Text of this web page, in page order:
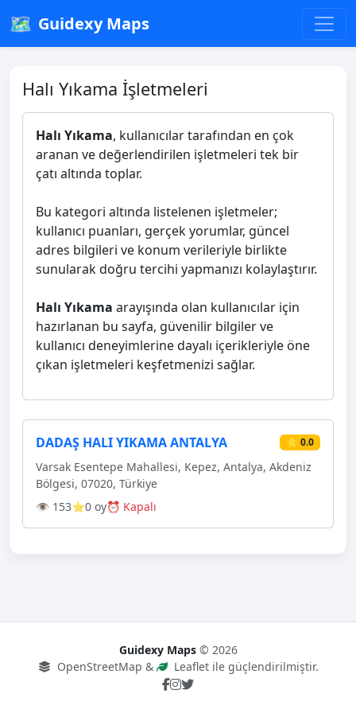
🗺️ Guidexy Maps
Halı Yıkama İşletmeleri
Halı Yıkama, kullanıcılar tarafından en çok
aranan ve değerlendirilen işletmeleri tek bir
çatı altında toplar.
Bu kategori altında listelenen işletmeler;
kullanıcı puanları, gerçek yorumlar, güncel
adres bilgileri ve konum verileriyle birlikte
sunularak doğru tercihi yapmanızı kolaylaştırır.
Halı Yıkama arayışında olan kullanıcılar için
hazırlanan bu sayfa, güvenilir bilgiler ve
kullanıcı deneyimlerine dayalı içerikleriyle öne
çıkan işletmeleri keşfetmenizi sağlar.
DADAŞ HALI YIKAMA ANTALYA ⭐ 0.0
Varsak Esentepe Mahallesi, Kepez, Antalya, Akdeniz
Bölgesi, 07020, Türkiye
👁 153⭐0 oy⏰ Kapalı
Guidexy Maps© 2026
OpenStreetMap &
Leaflet ile güçlendirilmiştir.